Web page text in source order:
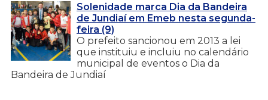
Solenidade marca Dia da Bandeira
de Jundiaí em Emeb nesta segunda-
feira (9)
O prefeito sancionou em 2013 a lei
que instituiu e incluiu no calendário
municipal de eventos o Dia da
Bandeira de Jundiaí